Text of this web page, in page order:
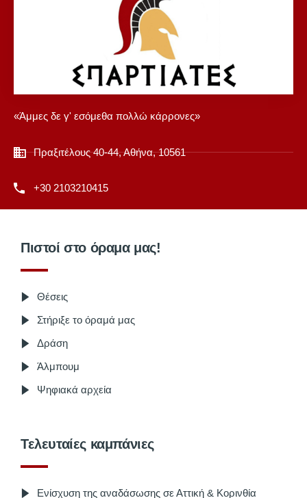
«Άμμες δε γ' εσόμεθα πολλώ κάρρονες»
Πραξιτέλους 40-44, Αθήνα, 10561
+30 2103210415
Πιστοί στο όραμα μας!
Θέσεις
Στήριξε το όραμά μας
Δράση
Άλμπουμ
Ψηφιακά αρχεία
Τελευταίες καμπάνιες
Ενίσχυση της αναδάσωσης σε Αττική & Κορινθία